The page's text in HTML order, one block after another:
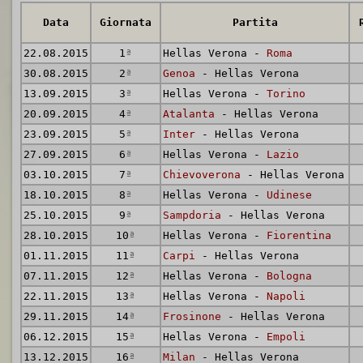
Data Giornata Partita
22.08.2015
1 ª Hellas Verona - Roma
30.08.2015
2 ª Genoa - Hellas Verona
13.09.2015
3 ª Hellas Verona - Torino
20.09.2015
4ª Atalanta - Hellas Verona
23.09.2015
5 ª Inter - Hellas Verona
27.09.2015
6 ª Hellas Verona - Lazio
03.10.2015
7 ª Chievoverona - Hellas Verona
18.10.2015
8 ª Hellas Verona - Udinese
25.10.2015
9 ª Sampdoria - Hellas Verona
28.10.2015
10 ª Hellas Verona - Fiorentina
01.11.2015
11 ª Carpi - Hellas Verona
07.11.2015
12 ª Hellas Verona - Bologna
22.11.2015
13 ª Hellas Verona - Napoli
29.11.2015
14ª Frosinone - Hellas Verona
06.12.2015
15 ª Hellas Verona - Empoli
13.12.2015
16 ª Milan - Hellas Verona